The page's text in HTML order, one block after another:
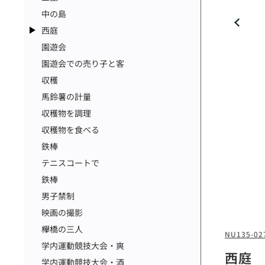
中の島
西庭
園遊会
園遊会での売り子と客
収穫
馬鈴薯の計量
収穫物を調理
収穫物を食べる
鉄棒
テニスコートで
鉄棒
男子禁制
映画の撮影
欅橋の三人
学内運動競技大会・爽
学内運動競技大会・酒
NU135-
西庭